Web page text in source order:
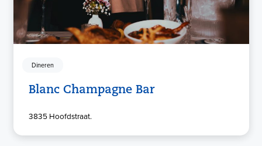
Dineren
Blanc Champagne Bar
3835 Hoofdstraat.